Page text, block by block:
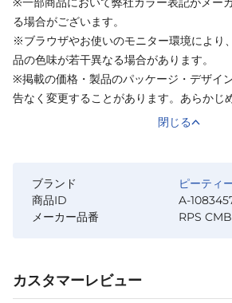
る場合がございます。
※ブラウザやお使いのモニター環境により
品の色味が若干異なる場合があります。
※掲載の価格・製品のパッケージ・デザイ
告なく変更することがあります。あらかじ
閉じる
ブランド
ピーティ
商品ID
A-
メーカー品番
RPS CMB
カスタマーレビュー